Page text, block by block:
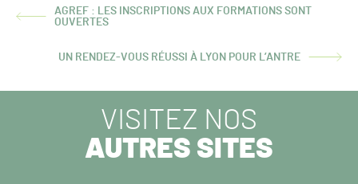
ARTICLE
AGREF : LES INSCRIPTIONS AUX FORMATIONS SONT
OUVERTES
ARTICLE
UN RENDEZ-VOUS RÉUSSI À LYON POUR L’ANTRE
VISITEZ NOS
AUTRES SITES